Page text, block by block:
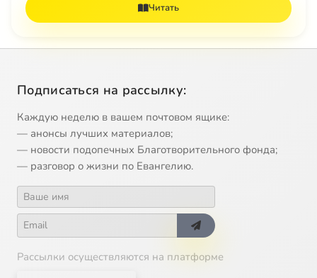
Читать
Подписаться на рассылку:
Каждую неделю в вашем почтовом ящике:
— анонсы лучших материалов;
— новости подопечных Благотворительного фонда;
— разговор о жизни по Евангелию.
Рассылки осуществляются на платформе